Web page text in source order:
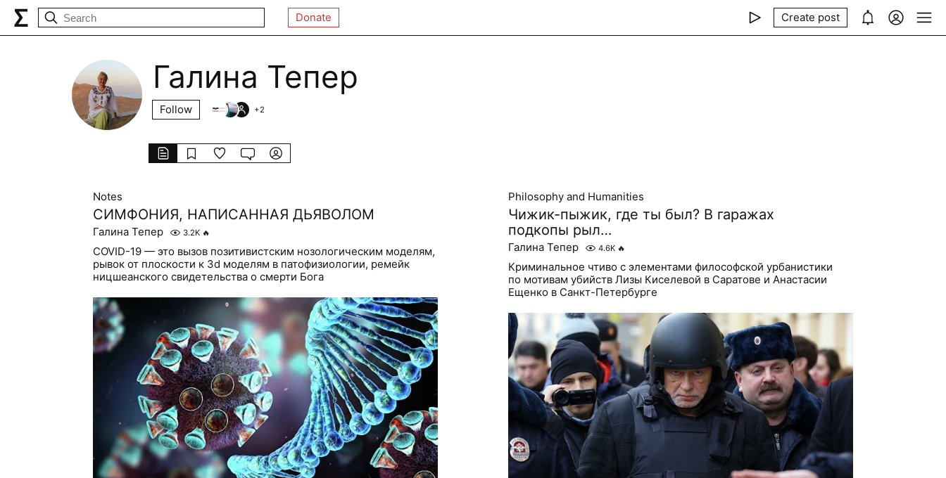
Donate Create post
Галина Тепер
Follow +2
Notes
СИМФОНИЯ, НАПИСАННАЯ ДЬЯВОЛОМ
Галина Тепер 3.2K 🔥
COVID-19 — это вызов позитивистским нозологическим моделям,
рывок от плоскости к 3d моделям в патофизиологии, ремейк
ницшеанского свидетельства о смерти Бога
Philosophy and Humanities
Чижик-пыжик, где ты был? В гаражах
подкопы рыл…
Галина Тепер 4.6K 🔥
Криминальное чтиво с элементами философской урбанистики
по мотивам убийств Лизы Киселевой в Саратове и Анастасии
Ещенко в Санкт-Петербурге